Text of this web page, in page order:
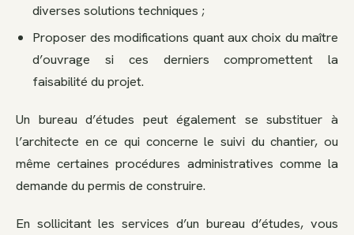
diverses solutions techniques ;
Proposer des modifications quant aux choix du maître
d’ouvrage si ces derniers compromettent la
faisabilité du projet.
Un bureau d’études peut également se substituer à
l’architecte en ce qui concerne le suivi du chantier, ou
même certaines procédures administratives comme la
demande du permis de construire.
En sollicitant les services d’un bureau d’études, vous